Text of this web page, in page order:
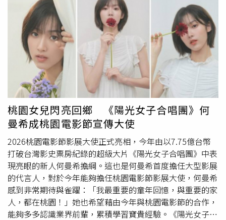
方情緒潰堤。原PO因不忍見到女方受委屈，事後還悄悄遞
上字條鼓勵對方，希望她不要因此否定自己。貼文公開後，
引來大批網友討論兩性相處中的金錢觀差異。不少人認為，
雙方對消費習慣與價值觀若有明顯落差，應透過溝通尋求共
識，而非以公開指責方式處理。也有網友認為，若無法接受
相關消費，一開始便應先討論清楚。隨著話題持續升溫，網
路上開始出現大量反諷留言。有網友整理出一份截至2026
年6月的「拜金女17項標準」，以幽默方式諷刺部分過度節
省或放大日常消費的觀念。清單內容涵蓋日常飲食、交通、
生活用品及娛樂消費等項目，發布後再度引發熱議。不少網
友看完清單後紛紛自嘲，「拜金女是不會吃85°C的蛋糕
的」、「我會被抓去關嗎？25元滷肉飯會飽的人請出來解釋
一下好嗎」、「還有幾個作者沒補充到：冷氣吹整晚、洗臉
用拋棄式洗臉巾、棉被沒壞買新的、洗面乳跟牙膏用完不會
剪開會直接丟」、「還有冬天洗熱水澡洗比較久」、「要論
拜金，我從來不領賣貨便免運券。」【2026最新版拜金女
17項標準】1、沒買一送一就喝星巴克2、沒用折價券就搭
Uber3、一天用超過兩片日用衛生棉，以及白天用夜用衛生
桃園女兒閃亮回鄉 《陽光女子合唱團》何
曼希成桃園電影節宣傳大使
2026桃園電影節影展大使正式亮相，今年由以7.75億台幣
打破台灣影史票房紀錄的超級大片《陽光女子合唱團》中表
現亮眼的新人何曼希擔綱。這也是何曼希首度擔任大型影展
的代言人，對於今年能夠擔任桃園電影節影展大使，何曼希
感到非常期待與雀躍：「我最重要的童年回憶，與重要的家
人，都在桃園！」她也希望藉由今年與桃園電影節的合作，
能夠多多認識業界前輩，累積學習寶貴經驗。《陽光女子合